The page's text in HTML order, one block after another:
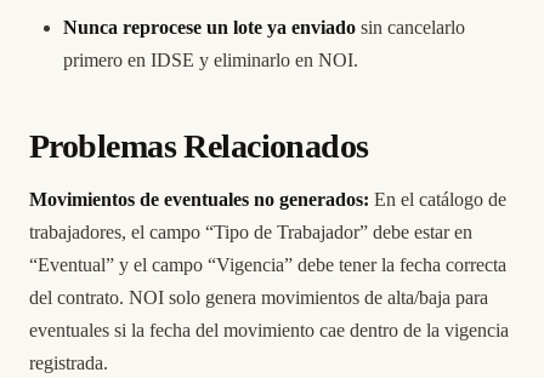
Nunca reprocese un lote ya enviado sin cancelarlo
primero en IDSE y eliminarlo en NOI.
Problemas Relacionados
Movimientos de eventuales no generados: En el catálogo de
trabajadores, el campo “Tipo de Trabajador” debe estar en
“Eventual” y el campo “Vigencia” debe tener la fecha correcta
del contrato. NOI solo genera movimientos de alta/baja para
eventuales si la fecha del movimiento cae dentro de la vigencia
registrada.